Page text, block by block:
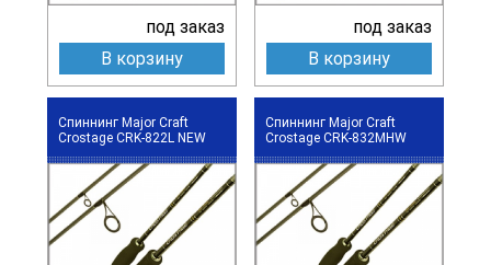
под заказ
В корзину
под заказ
В корзину
Спиннинг Major Craft
Crostage CRK-822L NEW
Спиннинг Major Craft
Crostage CRK-832MHW